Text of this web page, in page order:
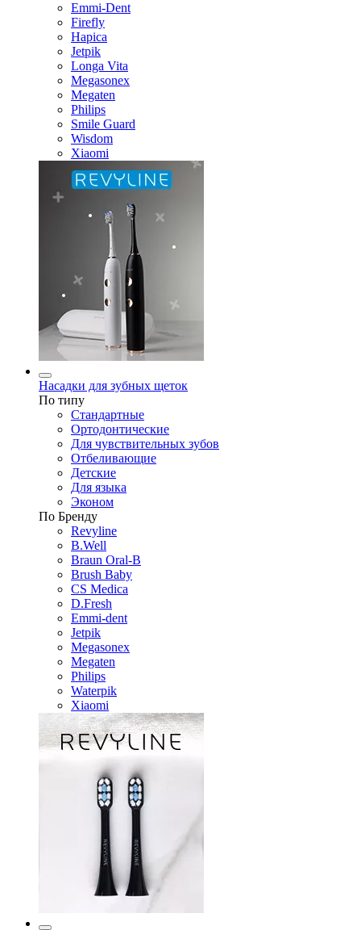
Emmi-Dent
Firefly
Hapica
Jetpik
Longa Vita
Megasonex
Megaten
Philips
Smile Guard
Wisdom
Xiaomi
Насадки для зубных щеток
По типу
Стандартные
Ортодонтические
Для чувствительных зубов
Отбеливающие
Детские
Для языка
Эконом
По Бренду
Revyline
B.Well
Braun Oral-B
Brush Baby
CS Medica
D.Fresh
Emmi-dent
Jetpik
Megasonex
Megaten
Philips
Waterpik
Xiaomi